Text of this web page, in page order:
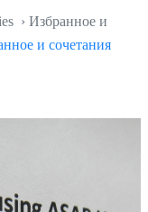
› Избранное и
и сочетания